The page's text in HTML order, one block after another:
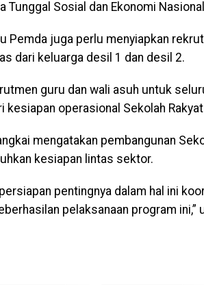
Tunggal Sosial dan Ekonomi
Pemda juga perlu menyiapkan
dari keluarga desil 1 dan desil 2.
guru dan wali asuh untuk
kesiapan operasional Sekolah
mengatakan pembangunan
kesiapan lintas sektor.
pentingnya dalam hal ini
pelaksanaan program ini,”